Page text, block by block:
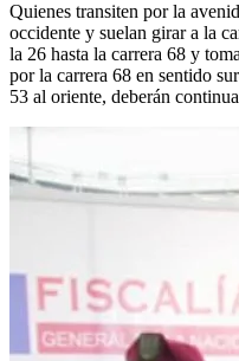
Quienes transiten por la
occidente y suelan girar a la
la 26 hasta la carrera 68 y
por la carrera 68 en sentido
53 al oriente, deberán